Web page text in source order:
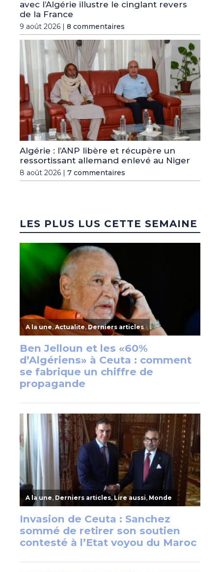
avec l’Algérie illustre le cinglant revers
de la France
9 août 2026 | 8 commentaires
Algérie : l’ANP libère et récupère un
ressortissant allemand enlevé au Niger
8 août 2026 | 7 commentaires
LES PLUS LUS CETTE SEMAINE